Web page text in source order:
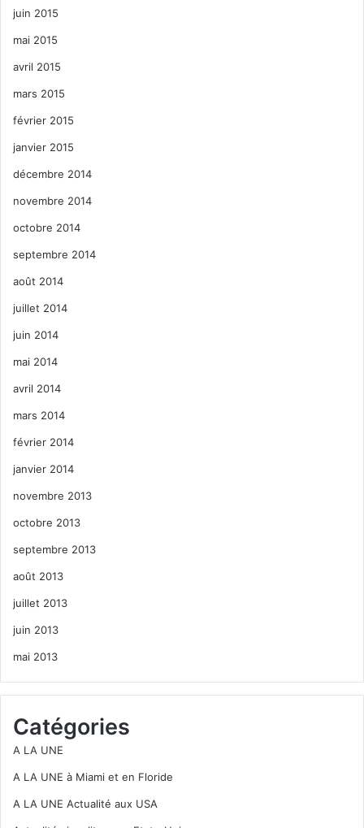
juin 2015
mai 2015
avril 2015
mars 2015
février 2015
janvier 2015
décembre 2014
novembre 2014
octobre 2014
septembre 2014
août 2014
juillet 2014
juin 2014
mai 2014
avril 2014
mars 2014
février 2014
janvier 2014
novembre 2013
octobre 2013
septembre 2013
août 2013
juillet 2013
juin 2013
mai 2013
Catégories
A LA UNE
A LA UNE à Miami et en Floride
A LA UNE Actualité aux USA